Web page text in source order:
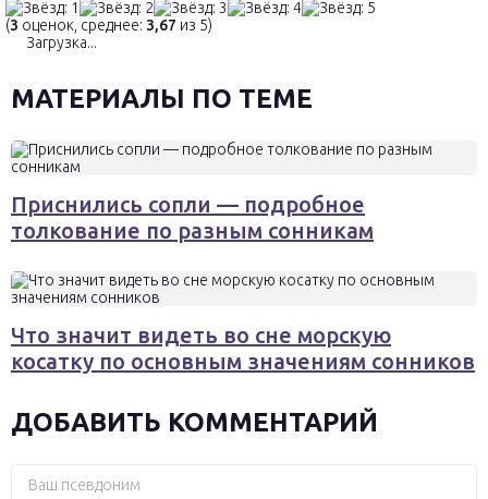
(3 оценок, среднее: 3,67 из 5)
Загрузка...
МАТЕРИАЛЫ ПО ТЕМЕ
Приснились сопли — подробное
толкование по разным сонникам
Что значит видеть во сне морскую
косатку по основным значениям сонников
ДОБАВИТЬ КОММЕНТАРИЙ